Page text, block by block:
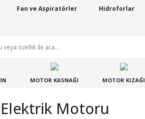
Fan ve Aspiratörler Hidroforlar
MOTOR KASNAĞI MOTOR KIZAĞI
Motoru